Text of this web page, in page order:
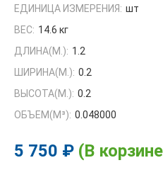
ЕДИНИЦА ИЗМЕРЕНИЯ: шт
ВЕС: 14.6 кг
ДЛИНА(М.): 1.2
ШИРИНА(М.): 0.2
ВЫСОТА(М.): 0.2
ОБЪЕМ(M³): 0.048000
5 750 ₽ (В